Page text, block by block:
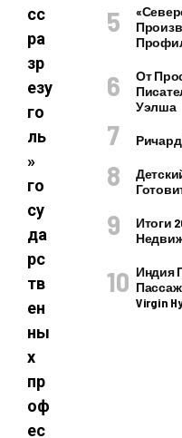
сс
ра
зр
езу
го
ль
»
го
су
да
рс
тв
ен
ны
х
пр
оф
ес
От
Уэлша
Итоги
Индия
Virgin